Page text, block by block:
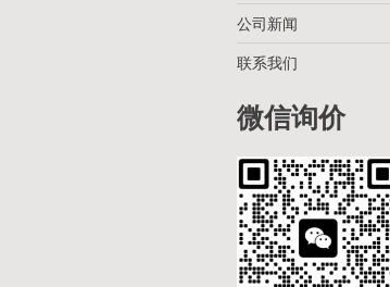
公司新闻
联系我们
微信询价